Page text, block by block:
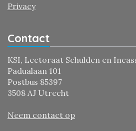
Privacy
Contact
KSI, Lectoraat Schulden en
Padualaan 101
Postbus 85397
3508 AJ Utrecht
Neem contact op